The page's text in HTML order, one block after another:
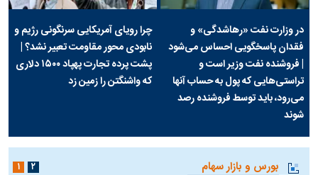
در وزارت نفت «رهاشدگی» و
فقدان پاسخگویی احساس می‌شود
| فروشنده نفت وزیر است و
تراستی‌هایی که پول به حساب آنها
می‌رود، باید توسط فروشنده رصد
شوند
چرا رویای آمریکایی سرنگونی رژیم و
نابودی محور مقاومت تعبیر نشد؟ |
پشت پرده تجارت پهپاد‌ ۱۵۰۰ دلاری
که واشنگتن را زمین زد
بورس و بازار سهام ۱ ۲